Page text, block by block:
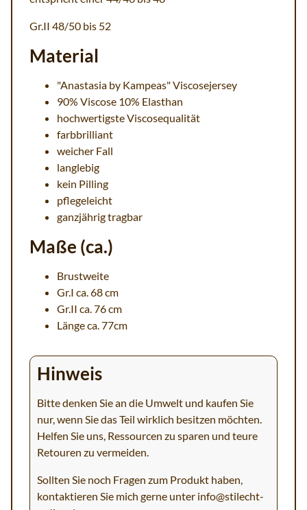
Gr.II 48/50 bis 52
Material
"Anastasia by Kampeas" Viscosejersey
90% Viscose 10% Elasthan
hochwertigste Viscosequalität
farbbrilliant
weicher Fall
langlebig
kein Pilling
pflegeleicht
ganzjährig tragbar
Maße (ca.)
Brustweite
Gr.I ca. 68 cm
Gr.II ca. 76 cm
Länge ca. 77cm
Hinweis
Bitte denken Sie an die Umwelt und kaufen Sie
nur, wenn Sie das Teil wirklich besitzen möchten.
Helfen Sie uns, Ressourcen zu sparen und teure
Retouren zu vermeiden.
Sollten Sie noch Fragen zum Produkt haben,
kontaktieren Sie mich gerne unter info@stilecht-